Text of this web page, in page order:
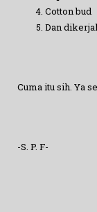
Cotton bud
Dan
Cuma itu sih. Ya
-S. P. F-